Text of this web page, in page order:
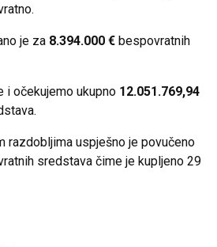
je za 8.394.000 € bespovratnih
i očekujemo ukupno 12.051.769,94
razdobljima uspješno je povučeno
sredstava čime je kupljeno 29